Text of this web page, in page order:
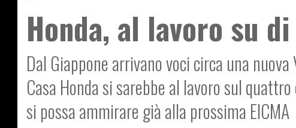
Honda, al lavoro su
Dal Giappone arrivano voci circa una
Casa Honda si sarebbe al lavoro sul
si possa ammirare già alla prossima EICMA